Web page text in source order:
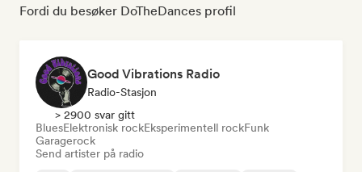
Fordi du besøker DoTheDances profil
Good Vibrations Radio
Radio-Stasjon
> 2900 svar gitt
BluesElektronisk rockEksperimentell rockFunk
Garagerock
Send artister på radio